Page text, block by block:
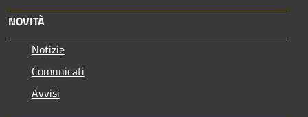
NOVITÀ
Notizie
Comunicati
Avvisi